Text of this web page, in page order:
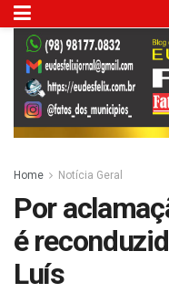
Home Notícia Geral
Por
é
Luís